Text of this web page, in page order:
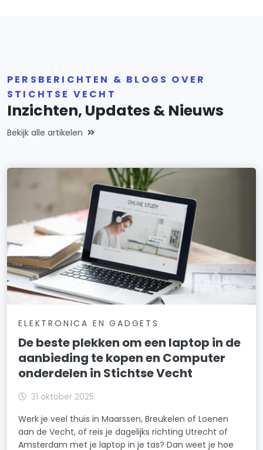
PERSBERICHTEN & BLOGS OVER
STICHTSE VECHT
Inzichten, Updates & Nieuws
Bekijk alle artikelen
ELEKTRONICA EN GADGETS
De beste plekken om een laptop in de
aanbieding te kopen en Computer
onderdelen in Stichtse Vecht
31 oktober 2025
Werk je veel thuis in Maarssen, Breukelen of Loenen
aan de Vecht, of reis je dagelijks richting Utrecht of
Amsterdam met je laptop in je tas? Dan weet je hoe